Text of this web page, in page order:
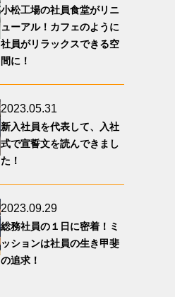
小松工場の社員食堂がリニ
ューアル！カフェのように
社員がリラックスできる空
間に！
2023.05.31
新入社員を代表して、入社
式で宣誓文を読んできまし
た！
2023.09.29
総務社員の１日に密着！ミ
ッションは社員の生き甲斐
の追求！